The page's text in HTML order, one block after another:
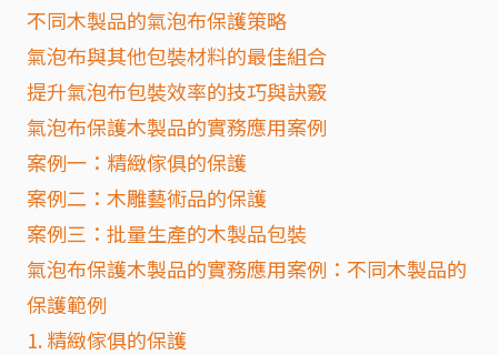
不同木製品的氣泡布保護策略
氣泡布與其他包裝材料的最佳組合
提升氣泡布包裝效率的技巧與訣竅
氣泡布保護木製品的實務應用案例
案例一：精緻傢俱的保護
案例二：木雕藝術品的保護
案例三：批量生產的木製品包裝
氣泡布保護木製品的實務應用案例：不同木製品的
保護範例
1. 精緻傢俱的保護